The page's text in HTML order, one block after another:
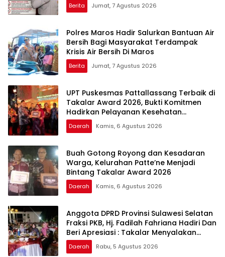
Berita Jumat, 7 Agustus 2026
Polres Maros Hadir Salurkan Bantuan Air
Bersih Bagi Masyarakat Terdampak
Krisis Air Bersih Di Maros
Berita Jumat, 7 Agustus 2026
UPT Puskesmas Pattallassang Terbaik di
Takalar Award 2026, Bukti Komitmen
Hadirkan Pelayanan Kesehatan
Berkualitas
Daerah Kamis, 6 Agustus 2026
Buah Gotong Royong dan Kesadaran
Warga, Kelurahan Patte’ne Menjadi
Bintang Takalar Award 2026
Daerah Kamis, 6 Agustus 2026
Anggota DPRD Provinsi Sulawesi Selatan
Fraksi PKB, Hj. Fadilah Fahriana Hadiri Dan
Beri Apresiasi : Takalar Menyalakan
Lentera Pengabdian Melalui Malam
Apresiasi dan Inovasi Award 2026
Daerah Rabu, 5 Agustus 2026